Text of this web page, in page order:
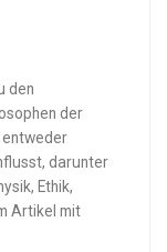
den
der
entweder
darunter
Ethik,
Artikel mit